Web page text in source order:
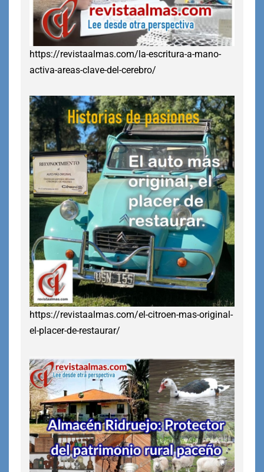
https://revistaalmas.com/la-escritura-a-mano-
activa-areas-clave-del-cerebro/
https://revistaalmas.com/el-citroen-mas-original-
el-placer-de-restaurar/